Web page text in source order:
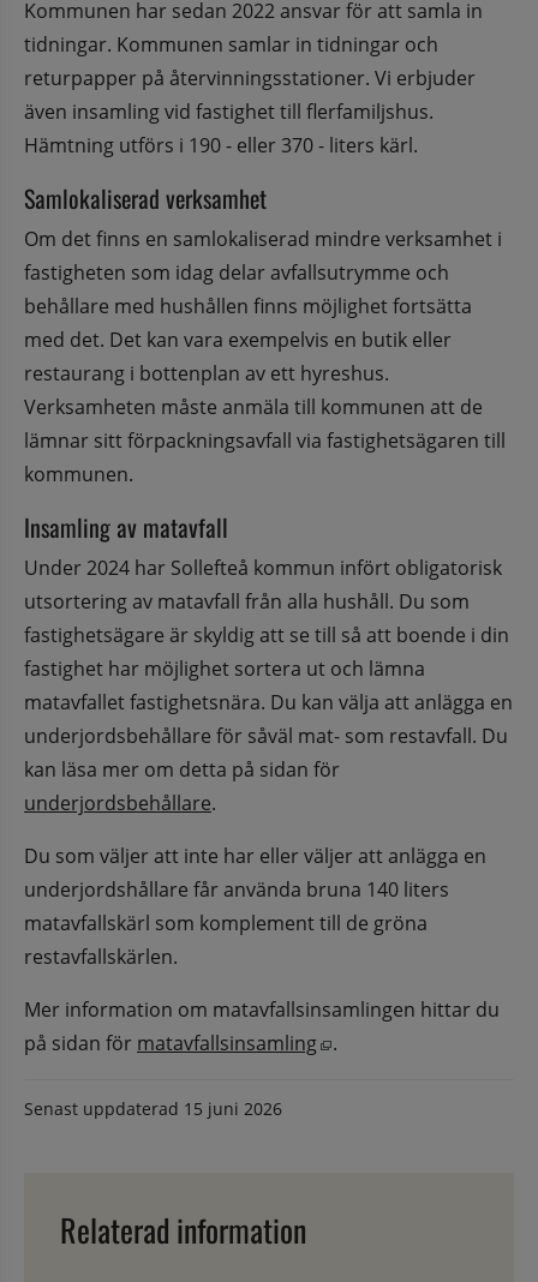
Kommunen har sedan 2022 ansvar för att samla in
tidningar. Kommunen samlar in tidningar och
returpapper på återvinningsstationer. Vi erbjuder
även insamling vid fastighet till flerfamiljshus.
Hämtning utförs i 190 - eller 370 - liters kärl.
Samlokaliserad verksamhet
Om det finns en samlokaliserad mindre verksamhet i
fastigheten som idag delar avfallsutrymme och
behållare med hushållen finns möjlighet fortsätta
med det. Det kan vara exempelvis en butik eller
restaurang i bottenplan av ett hyreshus.
Verksamheten måste anmäla till kommunen att de
lämnar sitt förpackningsavfall via fastighetsägaren till
kommunen.
Insamling av matavfall
Under 2024 har Sollefteå kommun infört obligatorisk
utsortering av matavfall från alla hushåll. Du som
fastighetsägare är skyldig att se till så att boende i din
fastighet har möjlighet sortera ut och lämna
matavfallet fastighetsnära. Du kan välja att anlägga en
underjordsbehållare för såväl mat- som restavfall. Du
underjordsbehållare.
Du som väljer att inte har eller väljer att anlägga en
underjordshållare får använda bruna 140 liters
matavfallskärl som komplement till de gröna
restavfallskärlen.
Mer information om matavfallsinsamlingen hittar du
på sidan för matavfallsinsamling Öppnas i nytt fönster.
.
Senast uppdaterad 15 juni 2026
Relaterad information